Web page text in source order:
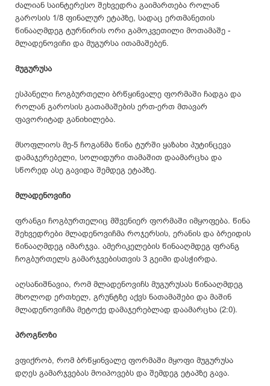
ძალიან საინტერესო შეხვედრა გაიმართება როლან
გაროსის 1/8 ფინალურ ეტაპზე, სადაც ერთმანეთის
წინააღმდეგ ტურნირის ორი გამოკვეთილი მოთამაშე -
მლადენოვიჩი და მუგურსა ითამაშებენ.
მუგურუსა
ესპანელი ჩოგბურთელი ბრწყინვალე ფორმაში ჩადგა და
როლან გაროსის გათამაშების ერთ-ერთ მთავარ
ფავორიტად განიხილება.
მსოფლიოს მე-5 ჩოგანმა წინა ტურში ყაზახი პუტინცევა
დამაჯერებელი, სოლიდური თამაშით დაამარცხა და
სწორედ ასე გავიდა შემდეგ ეტაპზე.
მლადენოვიჩი
ფრანგი ჩოგბურთელიც მშვენიერ ფორმაში იმყოფება. წინა
შეხვედრები მლადენოვიჩმა როჯერსის, ერანის და ბრეიდის
წინააღმდეგ იმარჯვა. ამერიკელების წინააღმდეგ ფრანგ
ჩოგბურთელს გამარჯვებისთვის 3 გეიმი დასჭირდა.
აღსანიშნავია, რომ მლადენოვიჩს მუგურუსას წინააღმდეგ
მხოლოდ ერთხელ, გრუნტზე აქვს ნათამაშები და მაშინ
მლადენოვიჩმა მეტოქე დამაჯერებლად დაამარცხა (2:0).
პროგნოზი
ვფიქრობ, რომ ბრწყინვალე ფორმაში მყოფი მუგურუსა
დღეს გამარჯვებას მოიპოვებს და შემდეგ ეტაპზე გავა.